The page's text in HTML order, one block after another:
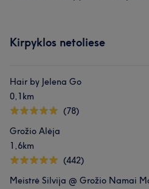
Kirpyklos netoliese
Hair by Jelena Go
0,1km
(78)
Grožio Alėja
1,6km
(442)
Meistrė Silvija @ Grožio Namai